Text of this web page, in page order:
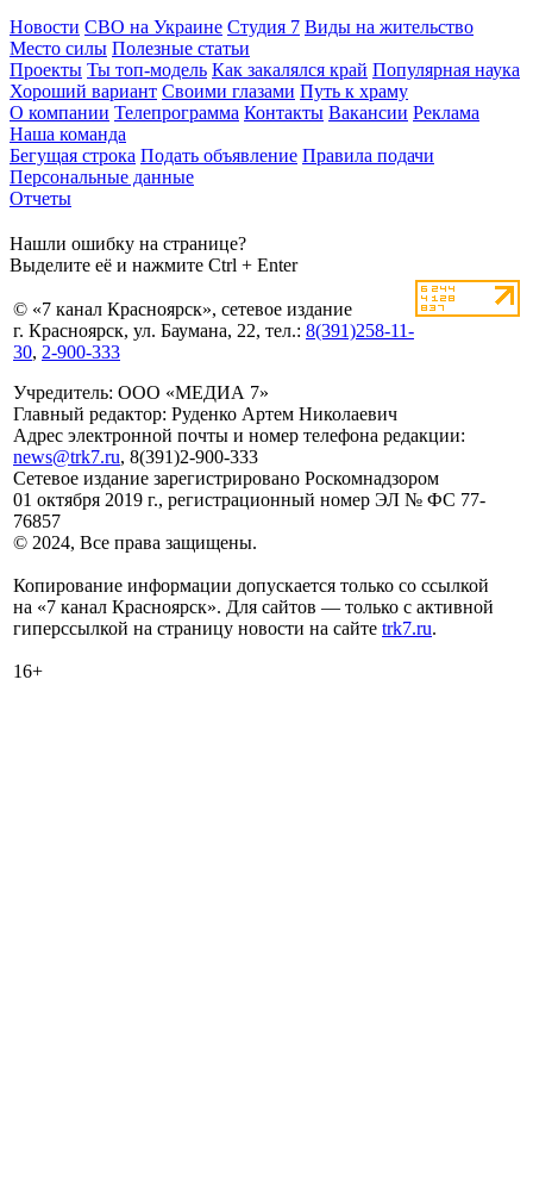
Новости СВО на Украине Студия 7 Виды на жительство
Место силы Полезные статьи
Проекты Ты топ-модель Как закалялся край Популярная наука
Хороший вариант Своими глазами Путь к храму
О компании Телепрограмма Контакты Вакансии Реклама
Наша команда
Бегущая строка Подать объявление Правила подачи
Персональные данные
Отчеты
Нашли ошибку на странице?
Выделите её и нажмите Ctrl + Enter
© «7 канал Красноярск», сетевое издание
г. Красноярск, ул. Баумана, 22, тел.: 8(391)258-11-
30, 2-900-333
Учредитель: ООО «МЕДИА 7»
Главный редактор: Руденко Артем Николаевич
Адрес электронной почты и номер телефона редакции:
news@trk7.ru, 8(391)2-900-333
Сетевое издание зарегистрировано Роскомнадзором
01 октября 2019 г., регистрационный номер ЭЛ № ФС 77-
76857
© 2024, Все права защищены.
Копирование информации допускается только со ссылкой
на «7 канал Красноярск». Для сайтов — только с активной
гиперссылкой на страницу новости на сайте trk7.ru.
16+